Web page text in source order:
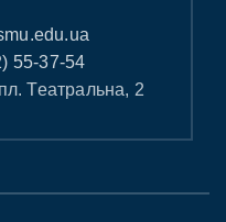
55-37-54
Театральна, 2